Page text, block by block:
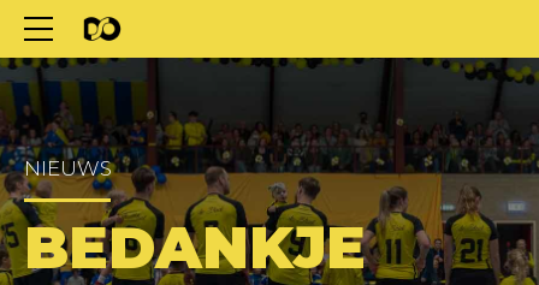
NIEUWS
BEDANKJE